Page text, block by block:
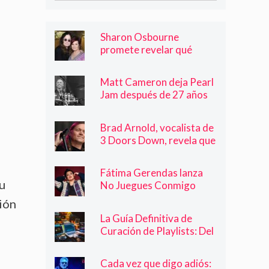
Sharon Osbourne
promete revelar qué
de Black Sabbath
Matt Cameron deja Pearl
Jam después de 27 años
Brad Arnold, vocalista de
3 Doors Down, revela que
Fátima Gerendas lanza
No Juegues Conmigo
La Guía Definitiva de
Curación de Playlists: Del
Cada vez que digo adiós: